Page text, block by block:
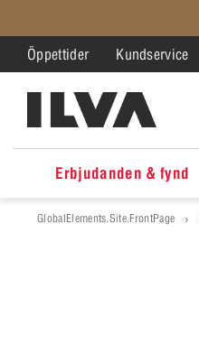
Öppettider Kundservice
Erbjudanden & fynd
GlobalElements.Site.FrontPage